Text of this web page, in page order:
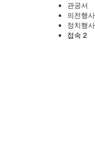
관공서
의전행사
정치행사
접속 2